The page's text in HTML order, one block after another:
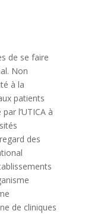
de se faire
Non
à la
patients
l’UTICA à
des
de cliniques